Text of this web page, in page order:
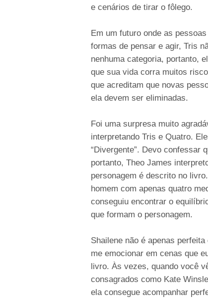
e cenários de tirar o fôlego.
Em um futuro onde as
formas de pensar e agir, Tris
nenhuma categoria, portanto,
que sua vida corra muitos
que acreditam que novas
ela devem ser eliminadas.
Foi uma surpresa muito
interpretando Tris e Quatro.
“Divergente”. Devo confessar
portanto, Theo James
personagem é descrito no
homem com apenas quatro
conseguiu encontrar o
que formam o personagem.
Shailene não é apenas
me emocionar em cenas que
livro. Às vezes, quando você
consagrados como Kate
ela consegue acompanhar